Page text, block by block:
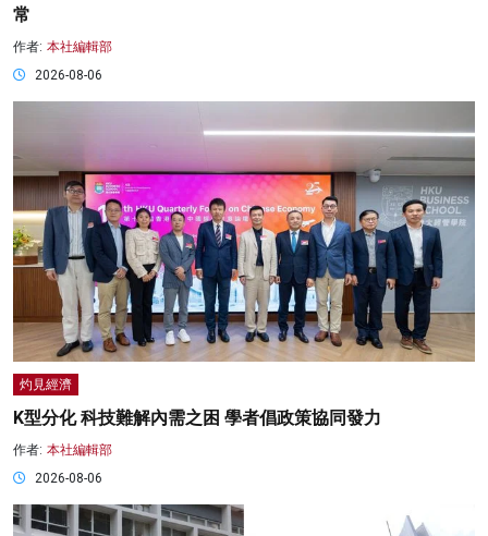
常
作者: 本社編輯部
2026-08-06
灼見經濟
K型分化 科技難解內需之困 學者倡政策協同發力
作者: 本社編輯部
2026-08-06